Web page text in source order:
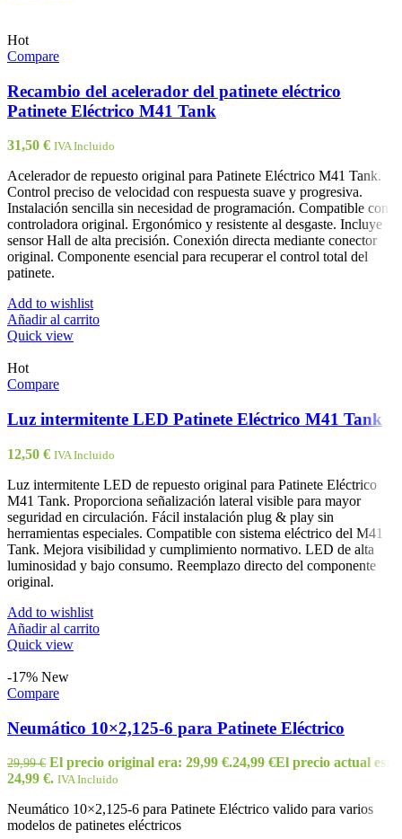
Hot
Compare
Recambio del acelerador del patinete eléctrico
Patinete Eléctrico M41 Tank
31,50 € IVA Incluido
Acelerador de repuesto original para Patinete Eléctrico M41 Tank.
Control preciso de velocidad con respuesta suave y progresiva.
Instalación sencilla sin necesidad de programación. Compatible con
controladora original. Ergonómico y resistente al desgaste. Incluye
sensor Hall de alta precisión. Conexión directa mediante conector
original. Componente esencial para recuperar el control total del
patinete.
Add to wishlist
Añadir al carrito
Quick view
Hot
Compare
Luz intermitente LED Patinete Eléctrico M41 Tank
12,50 € IVA Incluido
Luz intermitente LED de repuesto original para Patinete Eléctrico
M41 Tank. Proporciona señalización lateral visible para mayor
seguridad en circulación. Fácil instalación plug & play sin
herramientas especiales. Compatible con sistema eléctrico del M41
Tank. Mejora visibilidad y cumplimiento normativo. LED de alta
luminosidad y bajo consumo. Reemplazo directo del componente
original.
Add to wishlist
Añadir al carrito
Quick view
-17% New
Compare
Neumático 10×2,125-6 para Patinete Eléctrico
29,99€ El precio original era: 29,99 €.24,99 €El precio actual es:
24,99 €. IVA Incluido
Neumático 10×2,125-6 para Patinete Eléctrico valido para varios
modelos de patinetes eléctricos